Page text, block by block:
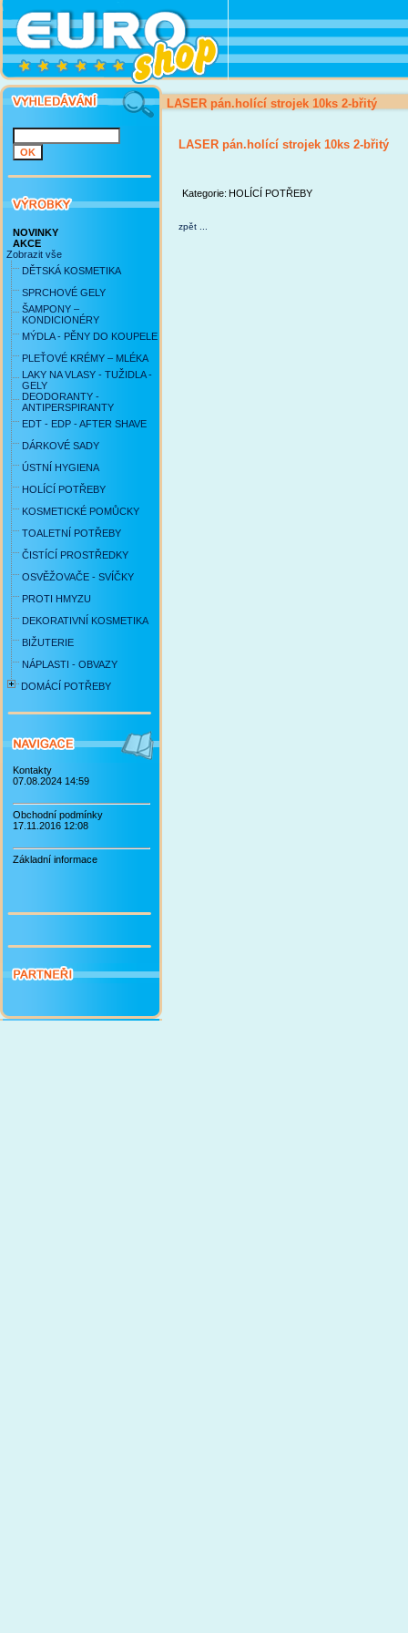
NOVINKY
AKCE
Zobrazit vše
DĚTSKÁ KOSMETIKA
SPRCHOVÉ GELY
ŠAMPONY –
KONDICIONÉRY
MÝDLA - PĚNY DO KOUPELE
PLEŤOVÉ KRÉMY – MLÉKA
LAKY NA VLASY - TUŽIDLA -
GELY
DEODORANTY -
ANTIPERSPIRANTY
EDT - EDP - AFTER SHAVE
DÁRKOVÉ SADY
ÚSTNÍ HYGIENA
HOLÍCÍ POTŘEBY
KOSMETICKÉ POMŮCKY
TOALETNÍ POTŘEBY
ČISTÍCÍ PROSTŘEDKY
OSVĚŽOVAČE - SVÍČKY
PROTI HMYZU
DEKORATIVNÍ KOSMETIKA
BIŽUTERIE
NÁPLASTI - OBVAZY
DOMÁCÍ POTŘEBY
Kontakty
07.08.2024 14:59
Obchodní podmínky
17.11.2016 12:08
Základní informace
LASER pán.holící strojek 10ks 2-břitý
LASER pán.holící strojek 10ks 2-břitý
Kategorie: HOLÍCÍ POTŘEBY
zpět ...